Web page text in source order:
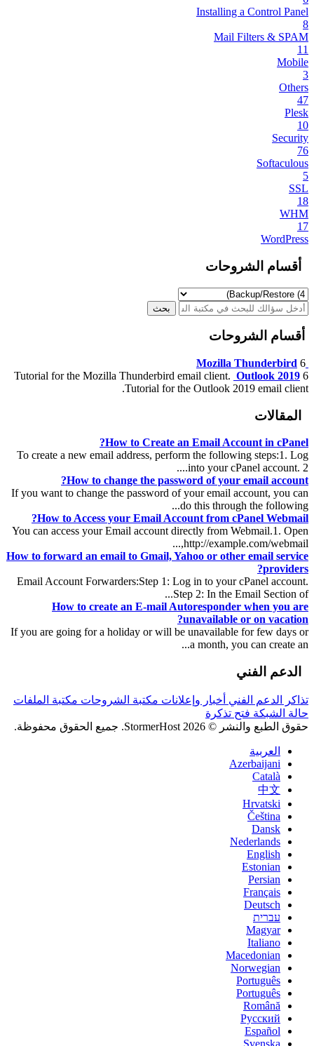
Installing a Control Panel
8
Mail Filters & SPAM
11
Mobile
3
Others
47
Plesk
10
Security
76
Softaculous
5
SSL
18
WHM
17
WordPress
أقسام الشروحات
أقسام الشروحات
Mozilla Thunderbird 6
Tutorial for the Mozilla Thunderbird email client. Outlook 2019 6
Tutorial for the Outlook 2019 email client.
المقالات
How to Create an Email Account in cPanel?
To create a new email address, perform the following steps:1. Log
into your cPanel account. 2....
How to change the password of your email account?
If you want to change the password of your email account, you can
do this through the following...
How to Access your Email Account from cPanel Webmail?
You can access your Email account directly from Webmail.1. Open
http://example.com/webmail,...
How to forward an email to Gmail, Yahoo or other email service
providers?
Email Account Forwarders:Step 1: Log in to your cPanel account.
Step 2: In the Email Section of...
How to create an E-mail Autoresponder when you are
unavailable or on vacation?
If you are going for a holiday or will be unavailable for few days or
a month, you can create an...
الدعم الفني
تذاكر الدعم الفني أخبار وإعلانات مكتبة الشروحات مكتبة الملفات
حالة الشبكة فتح تذكرة
حقوق الطبع والنشر © 2026 StormerHost. جميع الحقوق محفوظة.
العربية
Azerbaijani
Català
中文
Hrvatski
Čeština
Dansk
Nederlands
English
Estonian
Persian
Français
Deutsch
עברית
Magyar
Italiano
Macedonian
Norwegian
Português
Português
Română
Русский
Español
Svenska